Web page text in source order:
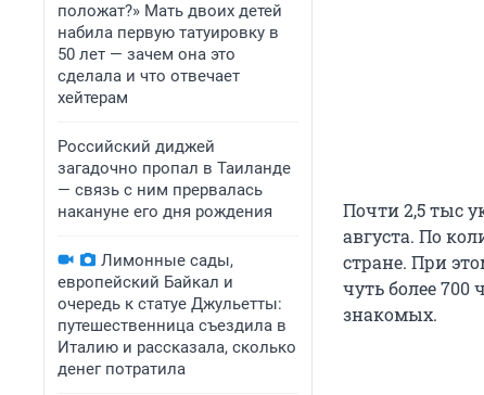
положат?» Мать двоих детей
набила первую татуировку в
50 лет — зачем она это
сделала и что отвечает
хейтерам
Российский диджей
загадочно пропал в Таиланде
— связь с ним прервалась
накануне его дня рождения
Лимонные сады,
европейский Байкал и
очередь к статуе Джульетты:
путешественница съездила в
Италию и рассказала, сколько
денег потратила
Почти 2,5 тыс
августа. По
стране. При
чуть более 700
знакомых.